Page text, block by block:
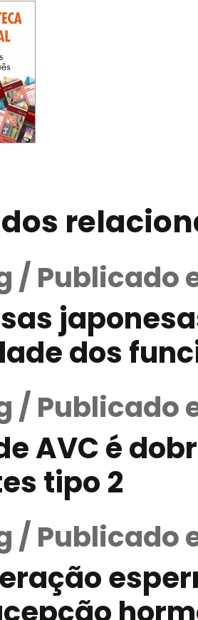
/ Publicado
dos
/ Publicado
AVC é
tipo 2
/ Publicado